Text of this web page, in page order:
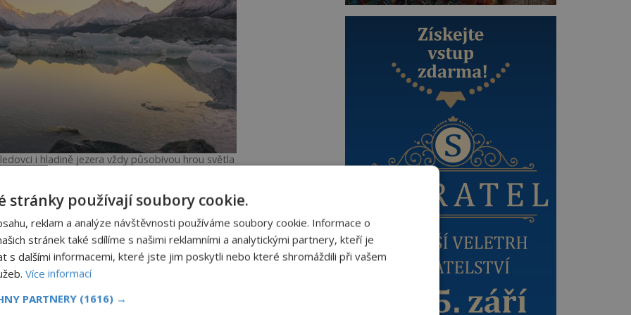
i hladině jezera vždy působivou hrou světla
který je s délkou 23,5 kilometru
rozkládá se na ploše 101 km2.
během skoro celého 20. století
28 kilometrů, než začne období jeho
stránky používají soubory cookie.
reklam a analýze návštěvnosti používáme soubory cookie. Informace o
stránek také sdílíme s našimi reklamními a analytickými partnery, kteří je
s dalšími informacemi, které jste jim poskytli nebo které shromáždili při vašem
Více informací
PARTNERY (1616) →